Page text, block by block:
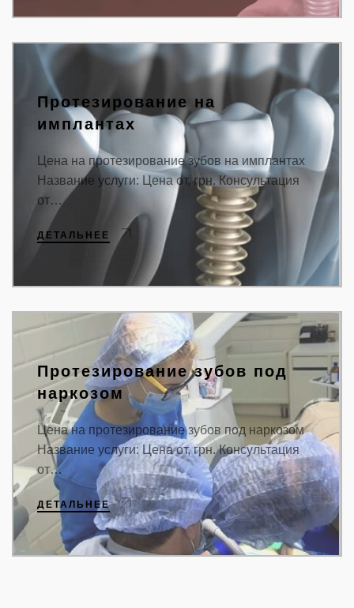
Протезирование на
имплантах
Цена на протезирование зубов на имплантах
Название услуги: Цена от, грн. Консультация
от…
ДЕТАЛЬНЕЕ
Протезирование зубов под
наркозом
Цена на протезирование зубов под наркозом
Название услуги: Цена от, грн. Консультация
от…
ДЕТАЛЬНЕЕ